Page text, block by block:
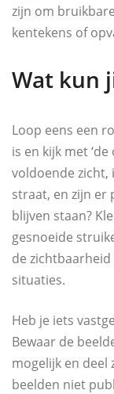
zijn om
kentekens of
Wat kun
Loop eens een
is en kijk met
voldoende zicht,
straat, en zijn er
blijven staan?
gesnoeide
de
situaties.
Heb je iets
Bewaar de
mogelijk en deel
beelden niet